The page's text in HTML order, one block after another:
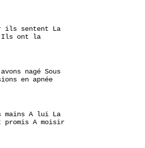
ils sentent La
Ils ont la
nagé Sous
en apnée
mains A lui La
A moisir